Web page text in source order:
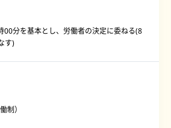
00分を基本とし、労働者の決定に委ねる(8
す)
制）